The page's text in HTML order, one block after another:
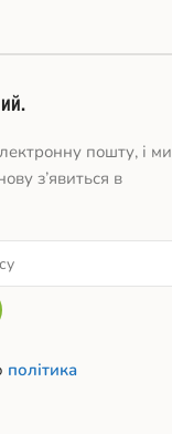
пошту, і ми
з’явиться в
політика